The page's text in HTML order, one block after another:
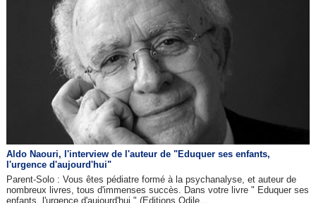
Aldo Naouri, l'interview de l'auteur de "Eduquer ses enfants,
l'urgence d'aujourd'hui"
Parent-Solo : Vous êtes pédiatre formé à la psychanalyse, et auteur de
nombreux livres, tous d'immenses succès. Dans votre livre " Eduquer ses
enfants, l'urgence d'aujourd'hui " (Editions Odile...